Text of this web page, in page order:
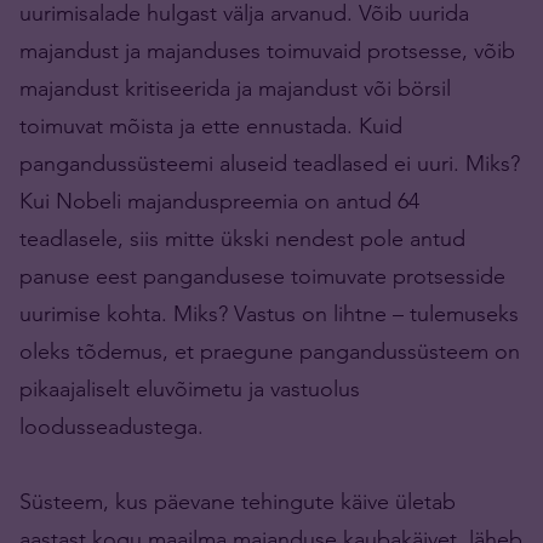
uurimisalade hulgast välja arvanud. Võib uurida
majandust ja majanduses toimuvaid protsesse, võib
majandust kritiseerida ja majandust või börsil
toimuvat mõista ja ette ennustada. Kuid
pangandussüsteemi aluseid teadlased ei uuri. Miks?
Kui Nobeli majanduspreemia on antud 64
teadlasele, siis mitte ükski nendest pole antud
panuse eest pangandusese toimuvate protsesside
uurimise kohta. Miks? Vastus on lihtne – tulemuseks
oleks tõdemus, et praegune pangandussüsteem on
pikaajaliselt eluvõimetu ja vastuolus
loodusseadustega.
Süsteem, kus päevane tehingute käive ületab